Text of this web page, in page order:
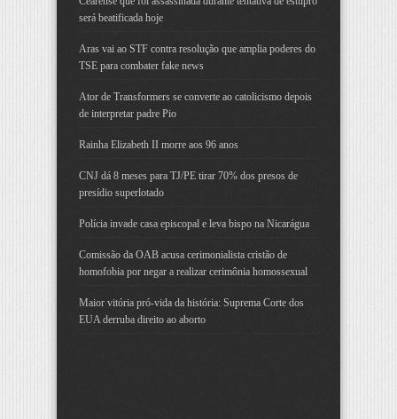
será beatificada hoje
Aras vai ao STF contra resolução que amplia poderes do
TSE para combater fake news
Ator de Transformers se converte ao catolicismo depois
de interpretar padre Pio
Rainha Elizabeth II morre aos 96 anos
CNJ dá 8 meses para TJ/PE tirar 70% dos presos de
presídio superlotado
Polícia invade casa episcopal e leva bispo na Nicarágua
Comissão da OAB acusa cerimonialista cristão de
homofobia por negar a realizar cerimônia homossexual
Maior vitória pró-vida da história: Suprema Corte dos
EUA derruba direito ao aborto